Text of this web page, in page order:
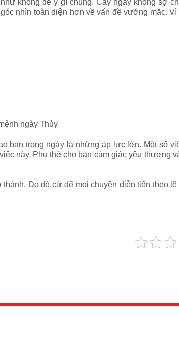
không để ý gì chúng. Cây ngay không sợ
nhìn toàn diện hơn về vấn đề vướng mắc.
ngày Thủy
ban trong ngày là những áp lực lớn. Một số
này. Phu thê cho bạn cảm giác yêu thương
Do đó cứ để mọi chuyện diễn tiến theo